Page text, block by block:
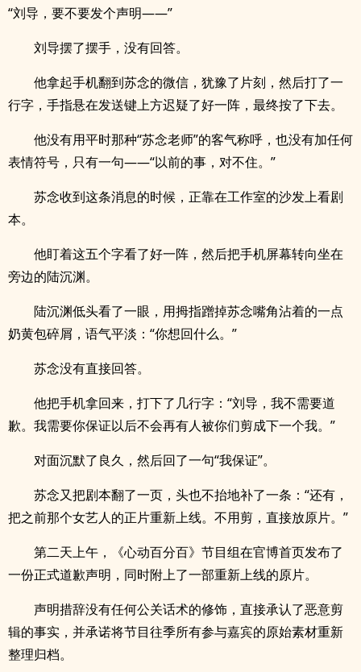
“刘导，要不要发个声明——”
刘导摆了摆手，没有回答。
他拿起手机翻到苏念的微信，犹豫了片刻，然后打了一
行字，手指悬在发送键上方迟疑了好一阵，最终按了下去。
他没有用平时那种“苏念老师”的客气称呼，也没有加任何
表情符号，只有一句——“以前的事，对不住。”
苏念收到这条消息的时候，正靠在工作室的沙发上看剧
本。
他盯着这五个字看了好一阵，然后把手机屏幕转向坐在
旁边的陆沉渊。
陆沉渊低头看了一眼，用拇指蹭掉苏念嘴角沾着的一点
奶黄包碎屑，语气平淡：“你想回什么。”
苏念没有直接回答。
他把手机拿回来，打下了几行字：“刘导，我不需要道
歉。我需要你保证以后不会再有人被你们剪成下一个我。”
对面沉默了良久，然后回了一句“我保证”。
苏念又把剧本翻了一页，头也不抬地补了一条：“还有，
把之前那个女艺人的正片重新上线。不用剪，直接放原片。”
第二天上午，《心动百分百》节目组在官博首页发布了
一份正式道歉声明，同时附上了一部重新上线的原片。
声明措辞没有任何公关话术的修饰，直接承认了恶意剪
辑的事实，并承诺将节目往季所有参与嘉宾的原始素材重新
整理归档。